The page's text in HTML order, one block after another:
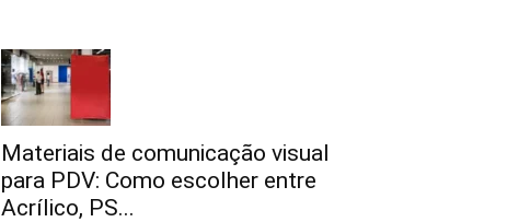
Materiais de comunicação visual
para PDV: Como escolher entre
Acrílico, PS...